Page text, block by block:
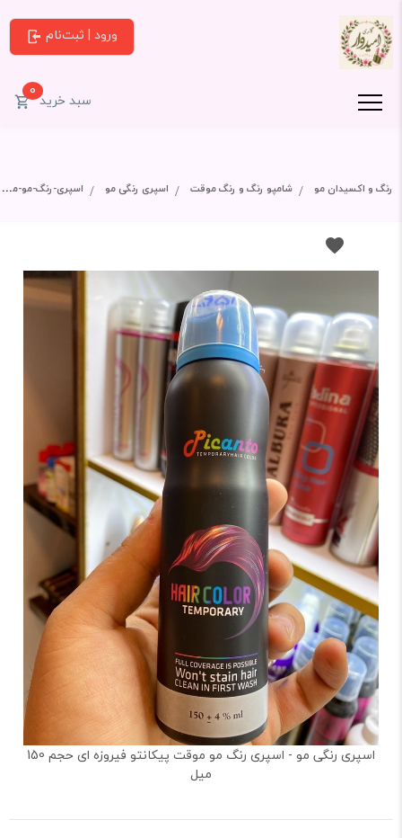
ورود | ثبت‌نام
سبد خرید0
رنگ و اکسیدان مو شامپو رنگ و رنگ موقت اسپری رنگی مو اسپری-رنگ-مو-موقت-پیکانتو-فیروزه-ای-حجم-150-میل
اسپری رنگی مو - اسپری رنگ مو موقت پیکانتو فیروزه ای حجم 150
میل